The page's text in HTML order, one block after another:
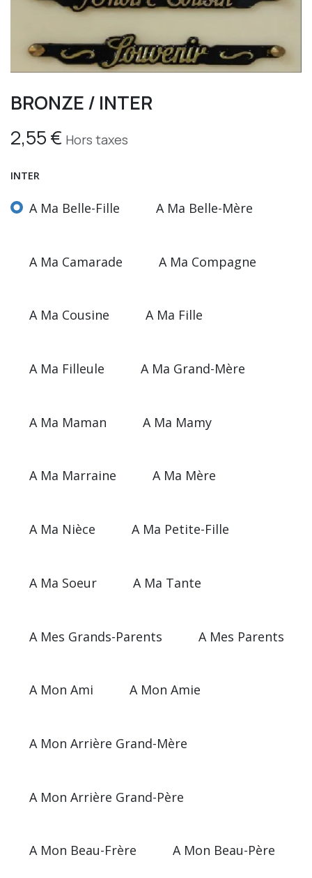
BRONZE / INTER
2,55€ Hors taxes
INTER
A Ma Belle-Fille A Ma Belle-Mère
A Ma Camarade A Ma Compagne
A Ma Cousine A Ma Fille
A Ma Filleule A Ma Grand-Mère
A Ma Maman A Ma Mamy
A Ma Marraine A Ma Mère
A Ma Nièce A Ma Petite-Fille
A Ma Soeur A Ma Tante
A Mes Grands-Parents A Mes Parents
A Mon Ami A Mon Amie
A Mon Arrière Grand-Mère
A Mon Arrière Grand-Père
A Mon Beau-Frère A Mon Beau-Père